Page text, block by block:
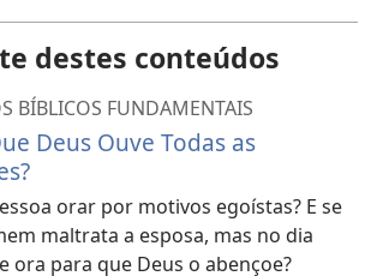
destes conteúdos
BÍBLICOS FUNDAMENTAIS
Deus Ouve Todas as
orar por motivos egoístas? E se
maltrata a esposa, mas no dia
ora para que Deus o abençoe?